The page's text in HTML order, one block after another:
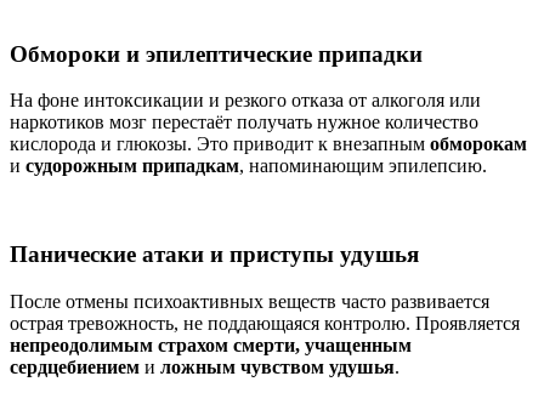
Обмороки и эпилептические припадки
На фоне интоксикации и резкого отказа от алкоголя или
наркотиков мозг перестаёт получать нужное количество
кислорода и глюкозы. Это приводит к внезапным обморокам
и судорожным припадкам, напоминающим эпилепсию.
Панические атаки и приступы удушья
После отмены психоактивных веществ часто развивается
острая тревожность, не поддающаяся контролю. Проявляется
непреодолимым страхом смерти, учащенным
сердцебиением и ложным чувством удушья.